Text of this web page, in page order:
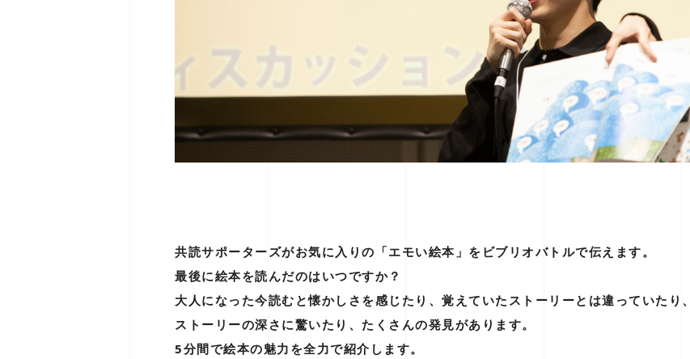
共読サポーターズがお気に入りの「エモい絵本」をビブリオバトルで伝えます。
最後に絵本を読んだのはいつですか？
大人になった今読むと懐かしさを感じたり、覚えていたストーリーとは違っていたり、
ストーリーの深さに驚いたり、たくさんの発見があります。
5分間で絵本の魅力を全力で紹介します。